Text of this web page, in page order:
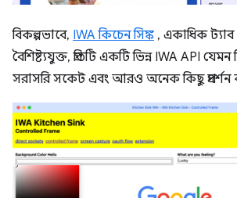
বিকল্পভাবে, IWA কিচেন সিঙ্ক , একাধিক
বৈশিষ্ট্যযুক্ত, প্রতিটি একটি ভিন্ন IWA API যেমন
সরাসরি সকেট এবং আরও অনেক কিছু প্রদর্শন